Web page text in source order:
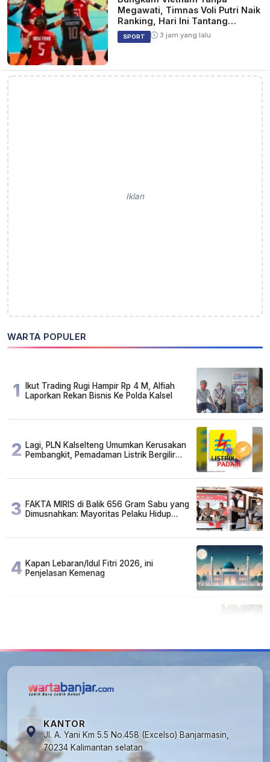
Megawati, Timnas Voli Putri Naik
Ranking, Hari Ini Tantang
Thailand
SPORT 3 jam yang lalu
Iklan
WARTA POPULER
1
Ikut Trading Rugi Hampir Rp 4 M, Alfiah
Laporkan Rekan Bisnis Ke Polda Kalsel
2 Lagi, PLN Kalselteng Umumkan Kerusakan
Pembangkit, Pemadaman Listrik Bergilir
3 FAKTA MIRIS di Balik 656 Gram Sabu yang
Dimusnahkan: Mayoritas Pelaku Hidup
4 Kapan Lebaran/Idul Fitri 2026, ini
Penjelasan Kemenag
KANTOR
Jl. A. Yani Km 5.5 No.458 (Excelso) Banjarmasin,
70234 Kalimantan selatan